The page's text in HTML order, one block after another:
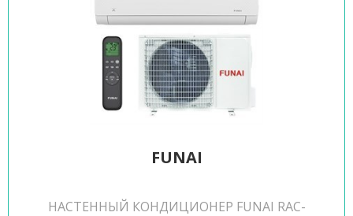
FUNAI
НАСТЕННЫЙ КОНДИЦИОНЕР FUNAI RAC-